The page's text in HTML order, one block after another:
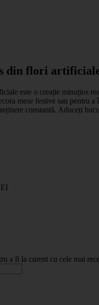
din flori
este o creație minuțios
mese festive sau pentru
constantă. Aduceți
a fi la curent cu cele mai